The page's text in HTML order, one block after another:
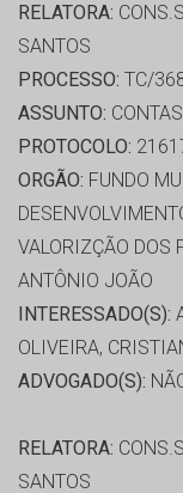
RELATORA:
SANTOS
PROCESSO: TC/
ASSUNTO:
PROTOCOLO:
ORGÃO: FUNDO
VALORIZÇÃO DOS
ANTÔNIO JOÃO
INTERESSADO(S):
OLIVEIRA,
ADVOGADO(S):
RELATORA:
SANTOS